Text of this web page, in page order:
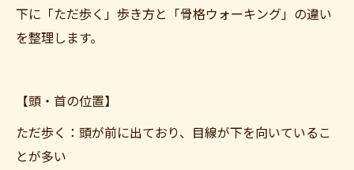
下に「ただ歩く」歩き方と「骨格ウォーキング」の違い
を整理します。
【頭・首の位置】
ただ歩く：頭が前に出ており、目線が下を向いているこ
とが多い